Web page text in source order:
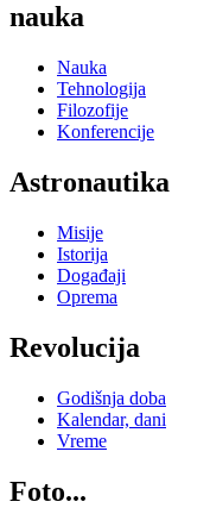
nauka
Nauka
Tehnologija
Filozofije
Konferencije
Astronautika
Misije
Istorija
Događaji
Oprema
Revolucija
Godišnja doba
Kalendar, dani
Vreme
Foto...